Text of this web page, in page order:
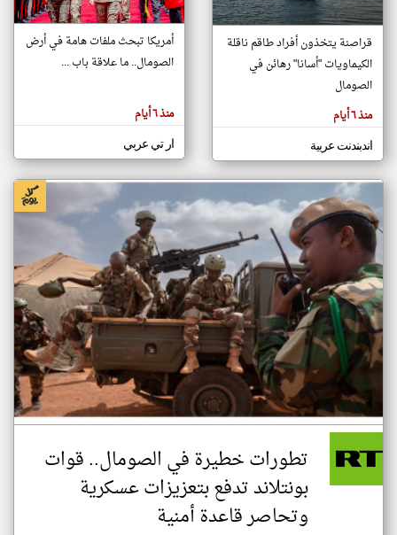
تغيير الدولة
اخبار الصومال على مدار الساعة
أهم اخبار الصومال العاجلة والمباشرة
المقالات
هنا عن
وجهة
كاتبيها.
قراصنة يتخذون أفراد طاقم ناقلة
الكيماويات "أسانا" رهائن في
الصومال
منذ ٦ أيام
اندبندنت عربية
أمريكا تبحث ملفات هامة في أرض
الصومال.. ما علاقة باب ...
منذ ٦ أيام
ار تي عربي
تطورات خطيرة في الصومال.. قوات
بونتلاند تدفع بتعزيزات عسكرية
وتحاصر قاعدة أمنية
klyoum.com